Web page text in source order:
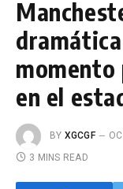
momento
en el
BY XGCGF
3 MINS READ